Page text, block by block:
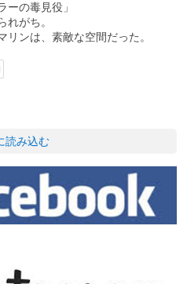
ーの毒見役」
れがち。
リンは、素敵な空間だった。
読み込む